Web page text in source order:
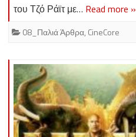
του Τζό Ράϊτ με… Read more »
08_Παλιά Άρθρα, CineCore